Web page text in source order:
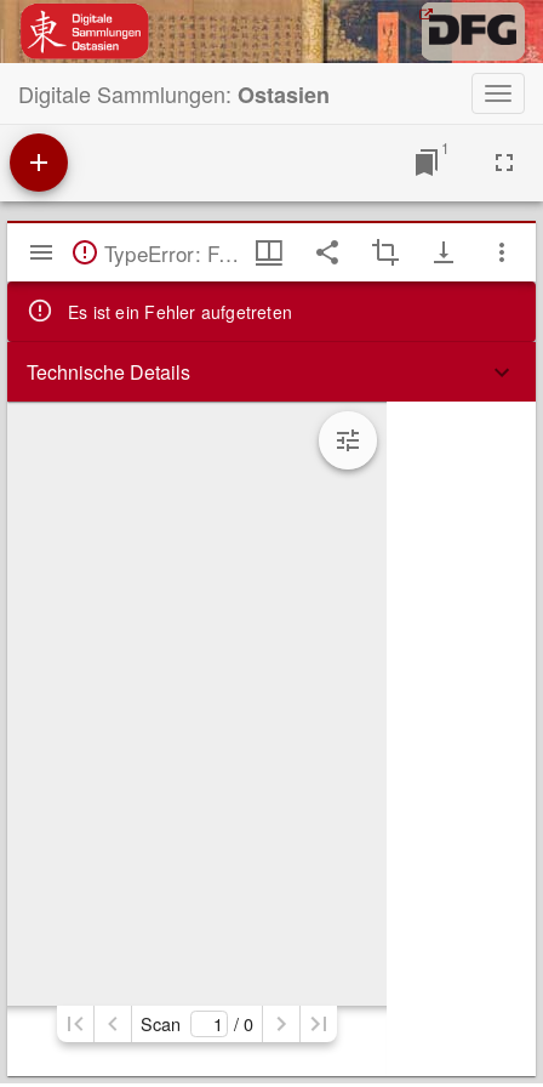
Digitale Sammlungen: Ostasien
1
Mirador
Viewer TypeError: Failed to fetch
Es ist ein Fehler aufgetreten
Technische Details
Scan / 0